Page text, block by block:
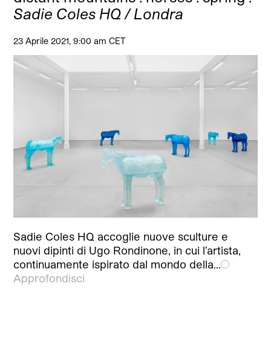
Sadie Coles HQ / Londra
23 Aprile 2021, 9:00 am CET
Sadie Coles HQ accoglie nuove sculture e
nuovi dipinti di Ugo Rondinone, in cui l’artista,
continuamente ispirato dal mondo della…
Approfondisci